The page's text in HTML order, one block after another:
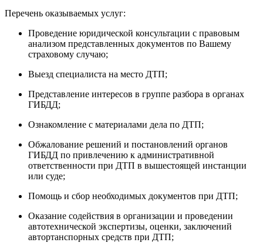
Перечень оказываемых услуг:
Проведение юридической консультации с правовым
анализом представленных документов по Вашему
страховому случаю;
Выезд специалиста на место ДТП;
Представление интересов в группе разбора в органах
ГИБДД;
Ознакомление с материалами дела по ДТП;
Обжалование решений и постановлений органов
ГИБДД по привлечению к административной
ответственности при ДТП в вышестоящей инстанции
или суде;
Помощь и сбор необходимых документов при ДТП;
Оказание содействия в организации и проведении
автотехнической экспертизы, оценки, заключений
автортанспорных средств при ДТП;